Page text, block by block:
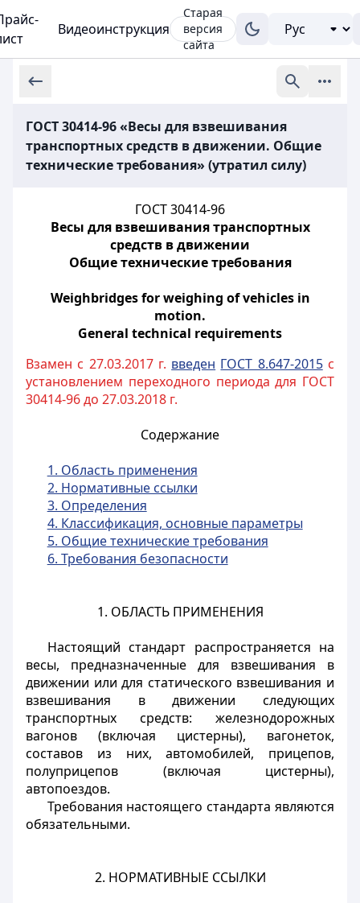
Видеоинструкция
Старая
версия
сайта
ГОСТ 30414-96 «Весы для взвешивания
транспортных средств в движении. Общие
технические требования» (утратил силу)
ГОСТ 30414-96
Весы для взвешивания транспортных
средств в движении
Общие технические требования
Weighbridges for weighing of vehicles in
motion.
General technical requirements
Взамен с 27.03.2017 г. введен ГОСТ 8.647-2015с
установлением переходного периода для ГОСТ
30414-96 до 27.03.2018 г.
Содержание
1. Область применения
2. Нормативные ссылки
3. Определения
4. Классификация, основные параметры
5. Общие технические требования
6. Требования безопасности
1. ОБЛАСТЬ ПРИМЕНЕНИЯ
Настоящий стандарт распространяется на
весы, предназначенные для взвешивания в
движении или для статического взвешивания и
взвешивания в движении следующих
транспортных средств: железнодорожных
вагонов (включая цистерны), вагонеток,
составов из них, автомобилей, прицепов,
полуприцепов (включая цистерны),
автопоездов.
Требования настоящего стандарта являются
обязательными.
2. НОРМАТИВНЫЕ ССЫЛКИ